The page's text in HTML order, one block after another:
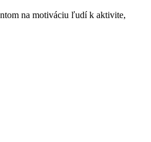
na motiváciu ľudí k aktivite,